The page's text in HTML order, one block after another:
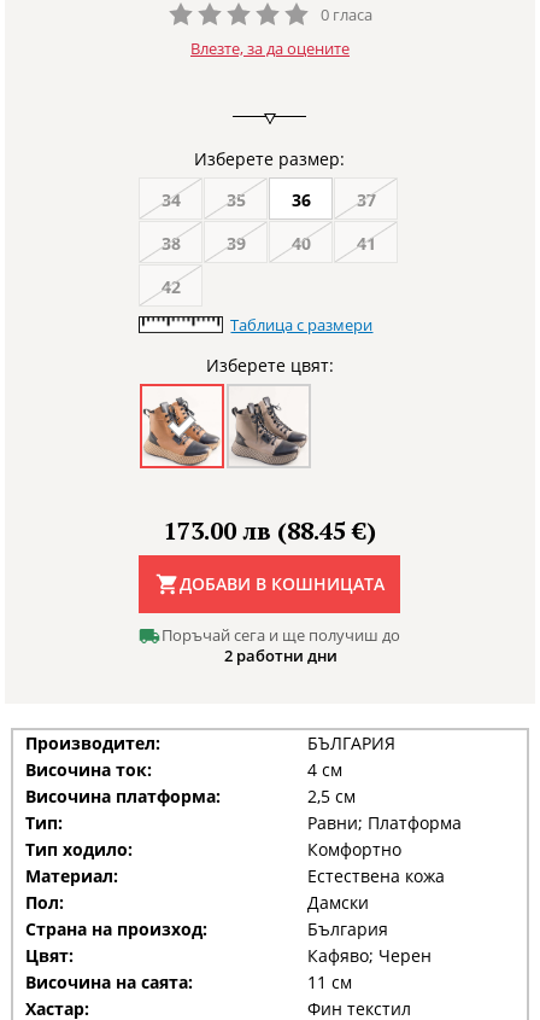
0 гласа
Влезте, за да оцените
Изберете размер:
34
35 36
37
38
39 40
41
42
Таблица с размери
Изберете цвят:
173.00 лв (88.45 €)
ДОБАВИ В КОШНИЦАТА
Поръчай сега и ще получиш до
2 работни дни
Производител:
БЪЛГАРИЯ
Височина ток:
4 см
Височина платформа:
2,5 см
Тип:
Равни; Платформа
Тип ходило:
Комфортно
Материал:
Естествена кожа
Пол:
Дамски
Страна на произход:
България
Цвят:
Кафяво; Черен
Височина на саята:
11 см
Хастар:
Фин текстил